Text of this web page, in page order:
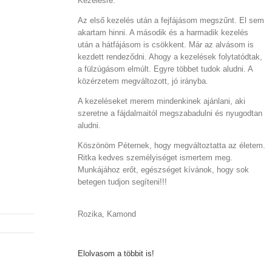
Az első kezelés után a fejfájásom megszűnt. El sem
akartam hinni. A második és a harmadik kezelés
után a hátfájásom is csökkent. Már az alvásom is
kezdett rendeződni. Ahogy a kezelések folytatódtak,
a fülzúgásom elmúlt. Egyre többet tudok aludni. A
közérzetem megváltozott, jó irányba.
A kezeléseket merem mindenkinek ajánlani, aki
szeretne a fájdalmaitól megszabadulni és nyugodtan
aludni.
Köszönöm Péternek, hogy megváltoztatta az életem.
Ritka kedves személyiséget ismertem meg.
Munkájához erőt, egészséget kívánok, hogy sok
betegen tudjon segíteni!!!
Rozika, Kamond
Elolvasom a többit is!